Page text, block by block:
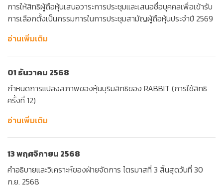
การให้สิทธิผู้ถือหุ้นเสนอวาระการประชุมและเสนอชื่อบุคคลเพื่อเข้ารับ
การเลือกตั้งเป็นกรรมการในการประชุมสามัญผู้ถือหุ้นประจำปี 2569
อ่านเพิ่มเติม
01 ธันวาคม 2568
กำหนดการแปลงสภาพของหุ้นบุริมสิทธิของ RABBIT (การใช้สิทธิ
ครั้งที่ 12)
อ่านเพิ่มเติม
13 พฤศจิกายน 2568
คำอธิบายและวิเคราะห์ของฝ่ายจัดการ ไตรมาสที่ 3 สิ้นสุดวันที่ 30
ก.ย. 2568